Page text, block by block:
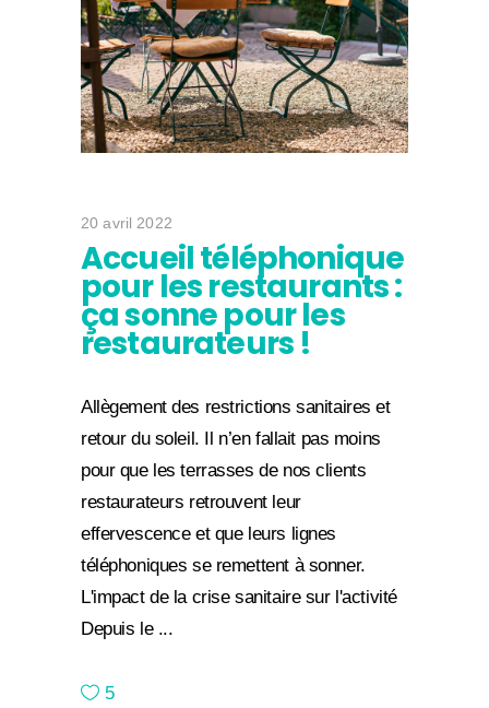
20 avril 2022
Accueil téléphonique
pour les restaurants :
ça sonne pour les
restaurateurs !
Allègement des restrictions sanitaires et
retour du soleil. Il n’en fallait pas moins
pour que les terrasses de nos clients
restaurateurs retrouvent leur
effervescence et que leurs lignes
téléphoniques se remettent à sonner.
L'impact de la crise sanitaire sur l'activité
Depuis le
5